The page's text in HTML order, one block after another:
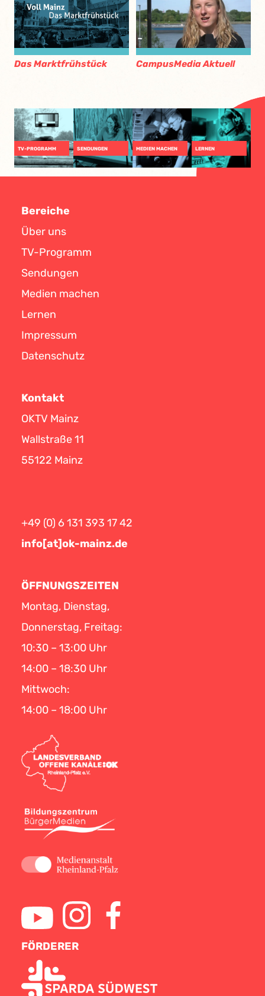
Das Marktfrühstück CampusMedia Aktuell
TV-PROGRAMM SENDUNGEN MEDIEN MACHEN LERNEN
Bereiche
Über uns
TV-Programm
Sendungen
Medien machen
Lernen
Impressum
Datenschutz
Kontakt
OKTV Mainz
Wallstraße 11
55122 Mainz
+49 (0) 6 131 393 17 42
info[at]ok-mainz.de
ÖFFNUNGSZEITEN
Montag, Dienstag,
Donnerstag, Freitag:
10:30 – 13:00 Uhr
14:00 – 18:30 Uhr
Mittwoch:
14:00 – 18:00 Uhr
FÖRDERER